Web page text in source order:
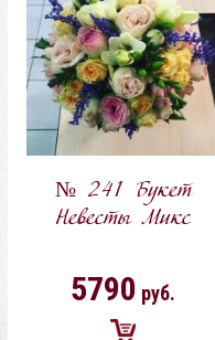
№ 241 Букет
Невесты Микс
5790 руб.